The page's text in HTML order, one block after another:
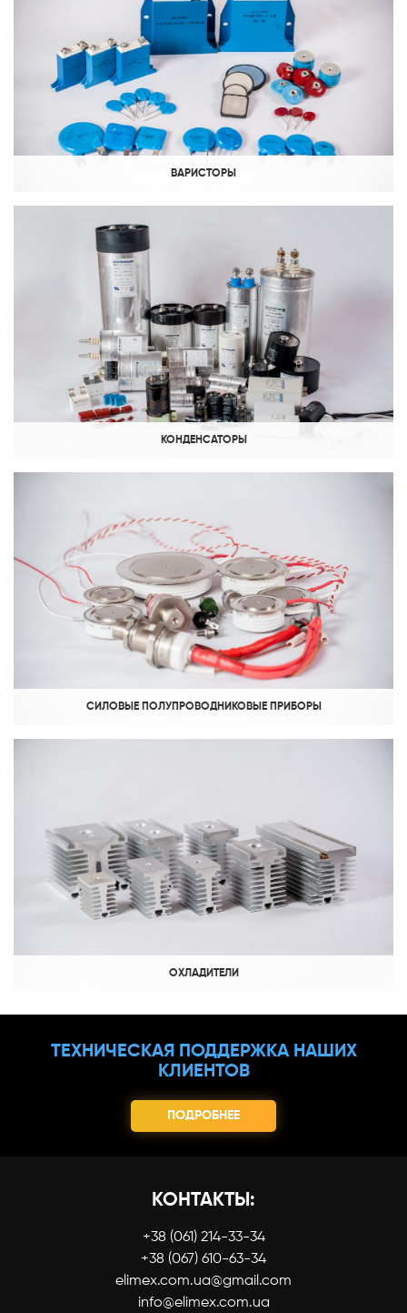
ВАРИСТОРЫ
КОНДЕНСАТОРЫ
СИЛОВЫЕ ПОЛУПРОВОДНИКОВЫЕ ПРИБОРЫ
ОХЛАДИТЕЛИ
ТЕХНИЧЕСКАЯ ПОДДЕРЖКА НАШИХ
КЛИЕНТОВ
ПОДРОБНЕЕ
КОНТАКТЫ:
+38 (061) 214-33-34
+38 (067) 610-63-34
elimex.com.ua@gmail.com
info@elimex.com.ua